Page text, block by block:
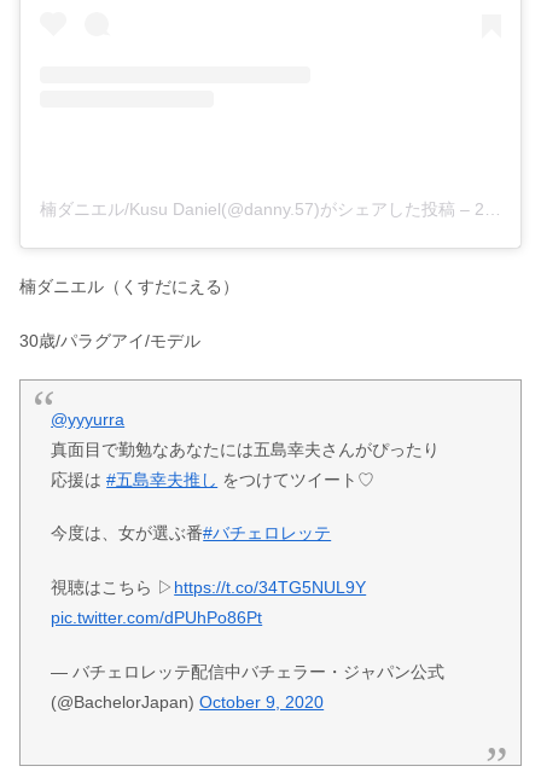
楠ダニエル/Kusu Daniel(@danny.57)がシェアした投稿 – 2020年10月月19日午前5時09分PDT
楠ダニエル（くすだにえる）
30歳/パラグアイ/モデル
@yyyurra
真面目で勤勉なあなたには五島幸夫さんがぴったり
応援は#五島幸夫推し をつけてツイート♡
今度は、女が選ぶ番#バチェロレッテ
視聴はこちら ▷ https://t.co/34TG5NUL9Y
pic.twitter.com/dPUhPo86Pt
— バチェロレッテ配信中バチェラー・ジャパン公式
(@BachelorJapan)October 9, 2020